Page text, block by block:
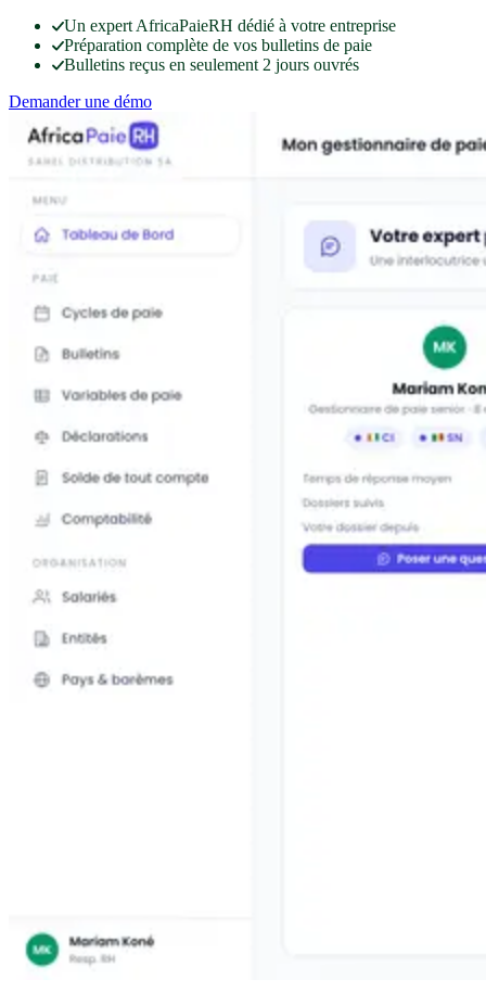
Un expert AfricaPaieRH dédié à votre entreprise
Préparation complète de vos bulletins de paie
Bulletins reçus en seulement 2 jours ouvrés
Demander une démo